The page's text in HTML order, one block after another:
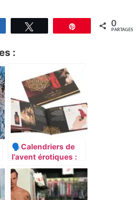
Épingle 0
PARTAGES
:
🗣Calendriers de
l’avent érotiques :
vivez une
expérience
sensuelle et
ludique